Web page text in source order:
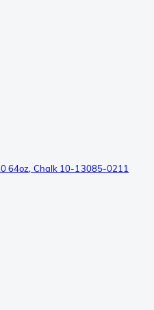
64oz, Chalk 10-13085-0211